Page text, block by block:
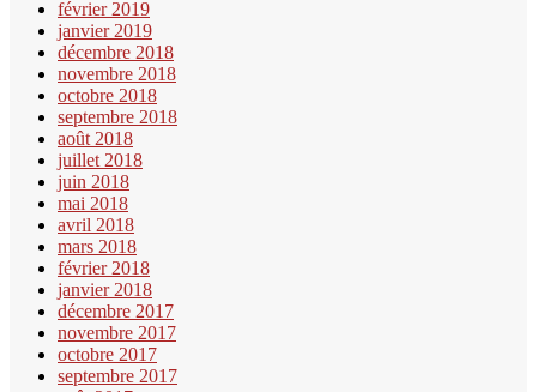
février 2019
janvier 2019
décembre 2018
novembre 2018
octobre 2018
septembre 2018
août 2018
juillet 2018
juin 2018
mai 2018
avril 2018
mars 2018
février 2018
janvier 2018
décembre 2017
novembre 2017
octobre 2017
septembre 2017